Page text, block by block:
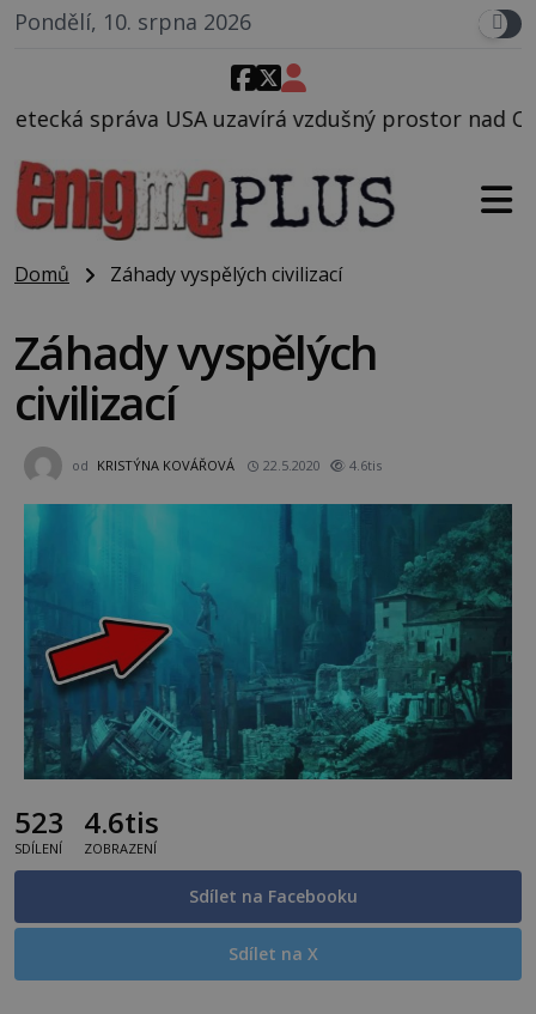
Pondělí, 10. srpna 2026
vzdušný prostor nad Oblastí 51, mohlo to
Domů Záhady vyspělých civilizací
Záhady vyspělých
civilizací
od KRISTÝNA KOVÁŘOVÁ 22.5.2020 4.6tis
523
SDÍLENÍ
4.6tis
ZOBRAZENÍ
Sdílet na Facebooku
Sdílet na X